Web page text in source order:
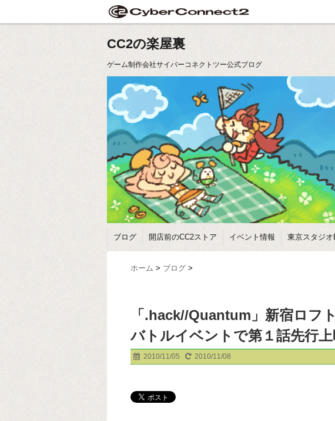
CC2の楽屋裏
ゲーム制作会社サイバーコネクトツー公式ブログ
ブログ 開店前のCC2ストア イベント情報 東京スタジオ
ホーム > ブログ >
「.hack//Quantum」新宿ロ
バトルイベントで第１話先行上
2010/11/05 2010/11/08